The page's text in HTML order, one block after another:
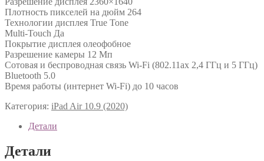
Плотность пикселей на дюйм 264
Технологии дисплея True Tone
Multi-Touch Да
Покрытие дисплея олеофобное
Разрешение камеры 12 Мп
Сотовая и беспроводная связь Wi-Fi (802.11ax 2,4 ГГц и 5 ГГц)
Bluetooth 5.0
Время работы (интернет Wi-Fi) до 10 часов
Категория: iPad Air 10.9 (2020)
Детали
Детали